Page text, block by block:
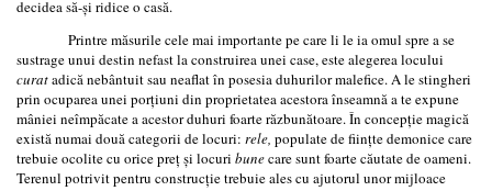
decidea să-și ridice o casă.
Printre măsurile cele mai importante pe care li le ia omul spre a se
sustrage unui destin nefast la construirea unei case, este alegerea locului
curatadică nebântuit sau neaflat în posesia duhurilor malefice. A le stingheri
prin ocuparea unei porțiuni din proprietatea acestora înseamnă a te expune
mâniei neîmpăcate a acestor duhuri foarte răzbunătoare. În concepție magică
există numai două categorii de locuri: rele, populate de ființte demonice care
trebuie ocolite cu orice preț și locuri bunecare sunt foarte căutate de oameni.
Terenul potrivit pentru construcție trebuie ales cu ajutorul unor mijloace